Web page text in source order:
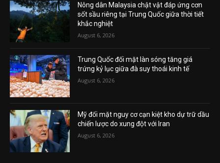
Nông dân Malaysia chật vật đáp ứng cơn
sốt sầu riêng tại Trung Quốc giữa thời tiết
khắc nghiệt
August 6, 2026
Trung Quốc đối mặt làn sóng tăng giá
trứng kỷ lục giữa đà suy thoái kinh tế
August 6, 2026
Mỹ đối mặt nguy cơ cạn kiệt kho dự trữ dầu
chiến lược do xung đột với Iran
August 6, 2026